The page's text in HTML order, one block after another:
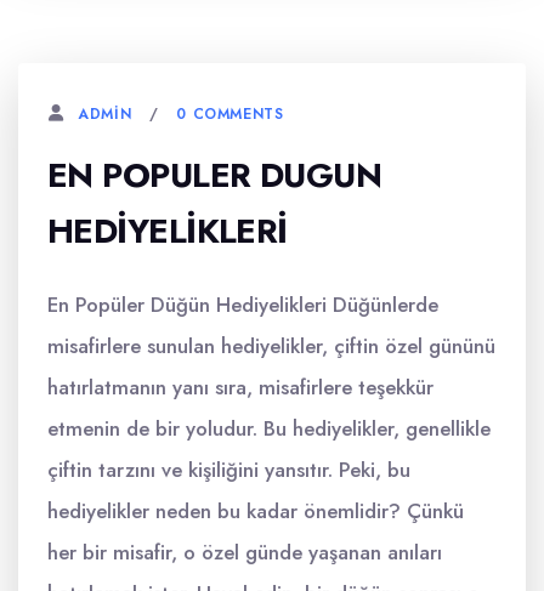
ADMIN 0 COMMENTS
EN POPULER DUGUN
HEDIYELIKLERI
En Popüler Düğün Hediyelikleri Düğünlerde
misafirlere sunulan hediyelikler, çiftin özel gününü
hatırlatmanın yanı sıra, misafirlere teşekkür
etmenin de bir yoludur. Bu hediyelikler, genellikle
çiftin tarzını ve kişiliğini yansıtır. Peki, bu
hediyelikler neden bu kadar önemlidir? Çünkü
her bir misafir, o özel günde yaşanan anıları